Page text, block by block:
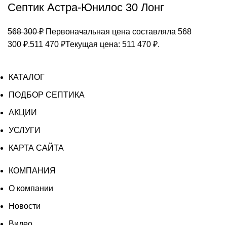
Септик Астра-Юнилос 30 Лонг
568 300₽ Первоначальная цена составляла 568
300 ₽.511 470 ₽Текущая цена: 511 470 ₽.
КАТАЛОГ
ПОДБОР СЕПТИКА
АКЦИИ
УСЛУГИ
КАРТА САЙТА
КОМПАНИЯ
О компании
Новости